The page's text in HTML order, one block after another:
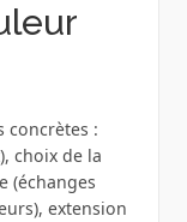
concrètes :
choix de la
(échanges
extension